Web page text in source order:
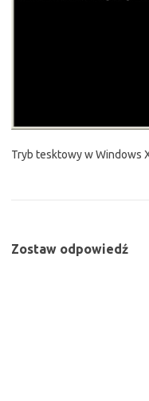
Tryb tesktowy w Windows
Zostaw odpowiedź